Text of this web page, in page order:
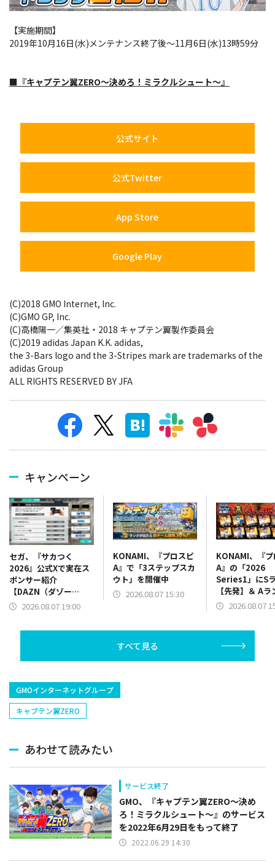
【実施期間】
2019年10月16日(水)メンテナンス終了後～11月6日(水)13時59分
■『キャプテン翼ZERO～決めろ！ミラクルシュート～』
公式サイト
公式Twitter
App Store
Google Play
(C)2018 GMO Internet, Inc.
(C)GMO GP, Inc.
(C)高橋陽一／集英社・2018 キャプテン翼製作委員会
(C)2019 adidas Japan K.K. adidas,
the 3-Bars logo and the 3-Stripes mark are trademarks of the
adidas Group
ALL RIGHTS RESERVED BY JFA
キャンペーン
セガ、『サカつく
2026』公式Xで実在ス
ポンサー紹介
【DAZN（ダゾー
ン）】篇をポスト
2026.08.07 19:00
KONAMI、『プロスピ
A』で「3ステップスカ
ウト」を開催中
2026.08.07 15:30
KONAMI、『
A』の「2026
Series1」にS
【先発】＆ Aラ
【野手】新登
塁手)、持丸泰
捕手)など
2026.08.07
すべて見る
GMOインターネットグループ
キャプテン翼ZERO
あわせて読みたい
サービス終了
GMO、『キャプテン翼ZERO～決め
ろ！ミラクルシュート～』のサービス
を2022年6月29日をもって終了
2022.06.29 14:30